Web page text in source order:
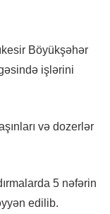
Böyükşəhər
işlərini
və dozerlər
5 nəfərin
edilib.